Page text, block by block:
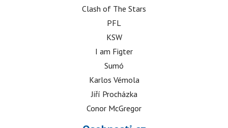
Clash of The Stars
PFL
KSW
I am Figter
Sumó
Karlos Vémola
Jiří Procházka
Conor McGregor